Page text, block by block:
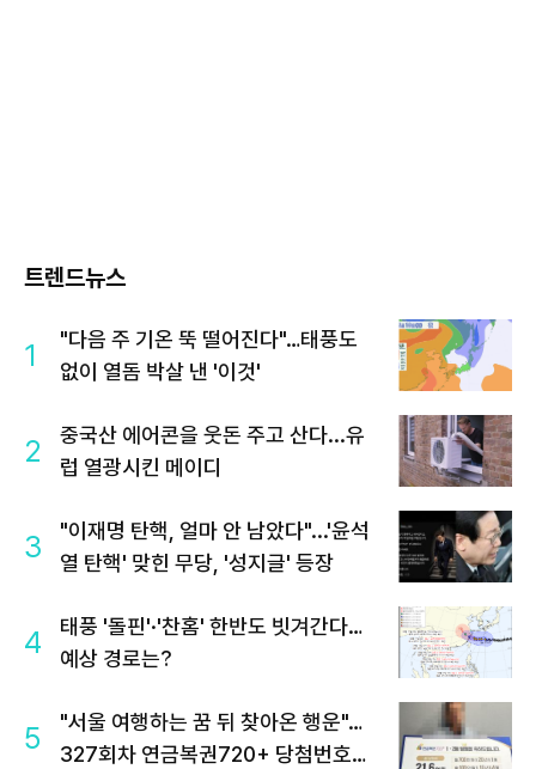
트렌드뉴스
1
"다음 주 기온 뚝 떨어진다"…태풍도
없이 열돔 박살 낸 '이것'
2
중국산 에어콘을 웃돈 주고 산다...유
럽 열광시킨 메이디
3
"이재명 탄핵, 얼마 안 남았다"...'윤석
열 탄핵' 맞힌 무당, '성지글' 등장
4
태풍 '돌핀'·'찬홈' 한반도 빗겨간다…
예상 경로는?
5
"서울 여행하는 꿈 뒤 찾아온 행운"…
327회차 연금복권720+ 당첨번호조